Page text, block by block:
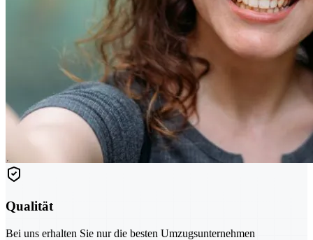
Qualität
Bei uns erhalten Sie nur die besten Umzugsunternehmen